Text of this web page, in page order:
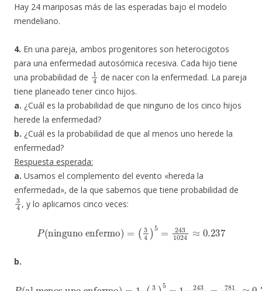
Hay 24 mariposas más de las esperadas bajo el modelo
mendeliano.
4. En una pareja, ambos progenitores son heterocigotos
para una enfermedad autosómica recesiva. Cada hijo tiene
una probabilidad de
1 4
​ de nacer con la enfermedad. La pareja
tiene planeado tener cinco hijos.
a. ¿Cuál es la probabilidad de que ninguno de los cinco hijos
herede la enfermedad?
b. ¿Cuál es la probabilidad de que al menos uno herede la
enfermedad?
Respuesta esperada:
a. Usamos el complemento del evento «hereda la
enfermedad», de la que sabemos que tiene probabilidad de
34
​, y lo aplicamos cinco veces:
ninguno enfermo =
)5 243 1024 ≈0.237
b.
al menos uno enfermo (34 1–
243 1024 7811024 0.762